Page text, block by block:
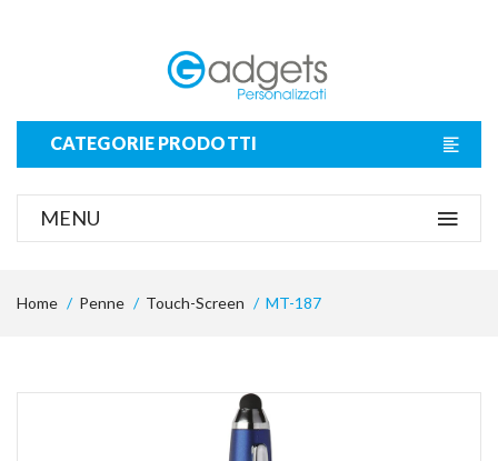
CATEGORIE PRODOTTI
MENU
Home Penne Touch-Screen MT-187